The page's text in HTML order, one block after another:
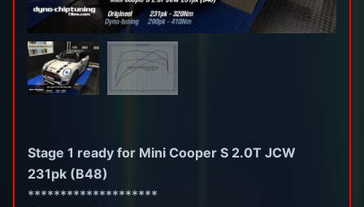
Stage 1 ready for Mini Cooper S 2.0T JCW
231pk (B48)
********************